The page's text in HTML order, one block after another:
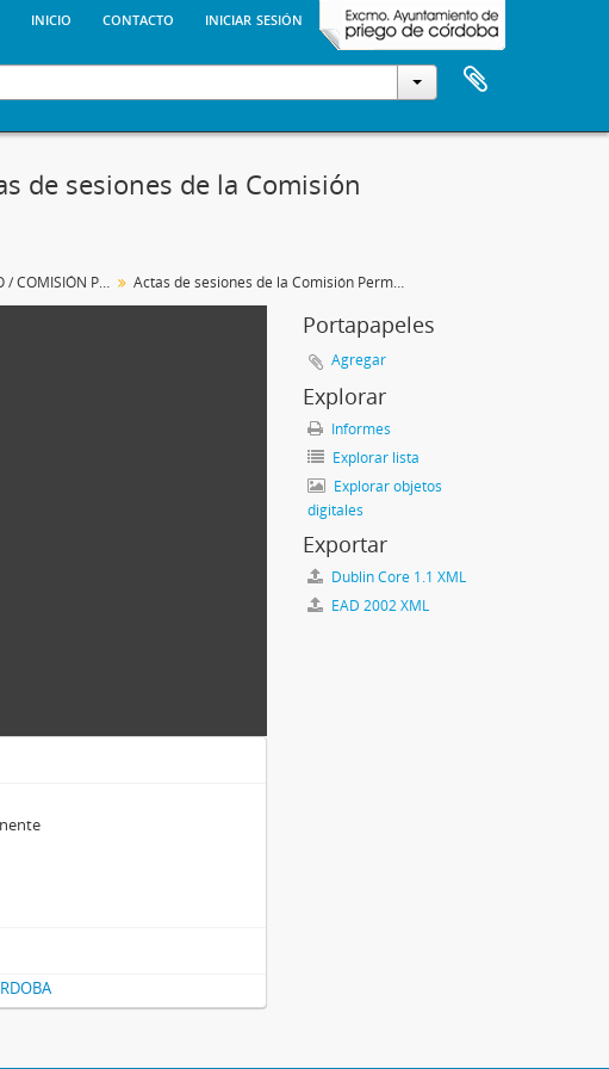
inicio contacto iniciar sesión
de sesiones de la Comisión
COMISIÓN DE GOBIERNO / COMISIÓN PERMANENTE / JUNTA DE GOBIERNO LOCAL Actas de sesiones de la Comisión Permanente
Portapapeles
Agregar
Explorar
Informes
Explorar lista
Explorar objetos
digitales
Exportar
Dublin Core 1.1 XML
EAD 2002 XML